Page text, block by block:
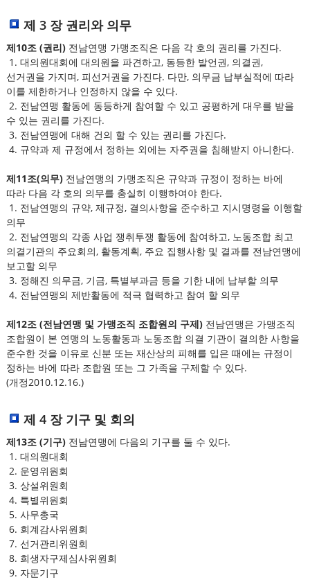
제 3 장 권리와 의무
제10조 (권리)전남연맹 가맹조직은 다음 각 호의 권리를 가진다.
1. 대의원대회에 대의원을 파견하고, 동등한 발언권, 의결권,
선거권을 가지며, 피선거권을 가진다. 다만, 의무금 납부실적에 따라
이를 제한하거나 인정하지 않을 수 있다.
2. 전남연맹 활동에 동등하게 참여할 수 있고 공평하게 대우를 받을
수 있는 권리를 가진다.
3. 전남연맹에 대해 건의 할 수 있는 권리를 가진다.
4. 규약과 제 규정에서 정하는 외에는 자주권을 침해받지 아니한다.
제11조(의무)전남연맹의 가맹조직은 규약과 규정이 정하는 바에
따라 다음 각 호의 의무를 충실히 이행하여야 한다.
1. 전남연맹의 규약, 제규정, 결의사항을 준수하고 지시명령을 이행할
의무
2. 전남연맹의 각종 사업 쟁취투쟁 활동에 참여하고, 노동조합 최고
의결기관의 주요회의, 활동계획, 주요 집행사항 및 결과를 전남연맹에
보고할 의무
3. 정해진 의무금, 기금, 특별부과금 등을 기한 내에 납부할 의무
4. 전남연맹의 제반활동에 적극 협력하고 참여 할 의무
제12조 (전남연맹 및 가맹조직 조합원의 구제)전남연맹은 가맹조직
조합원이 본 연맹의 노동활동과 노동조합 의결 기관이 결의한 사항을
준수한 것을 이유로 신분 또는 재산상의 피해를 입은 때에는 규정이
정하는 바에 따라 조합원 또는 그 가족을 구제할 수 있다.
(개정2010.12.16.)
제 4 장 기구 및 회의
제13조 (기구)전남연맹에 다음의 기구를 둘 수 있다.
1. 대의원대회
2. 운영위원회
3. 상설위원회
4. 특별위원회
5. 사무총국
6. 회계감사위원회
7. 선거관리위원회
8. 희생자구제심사위원회
9. 자문기구